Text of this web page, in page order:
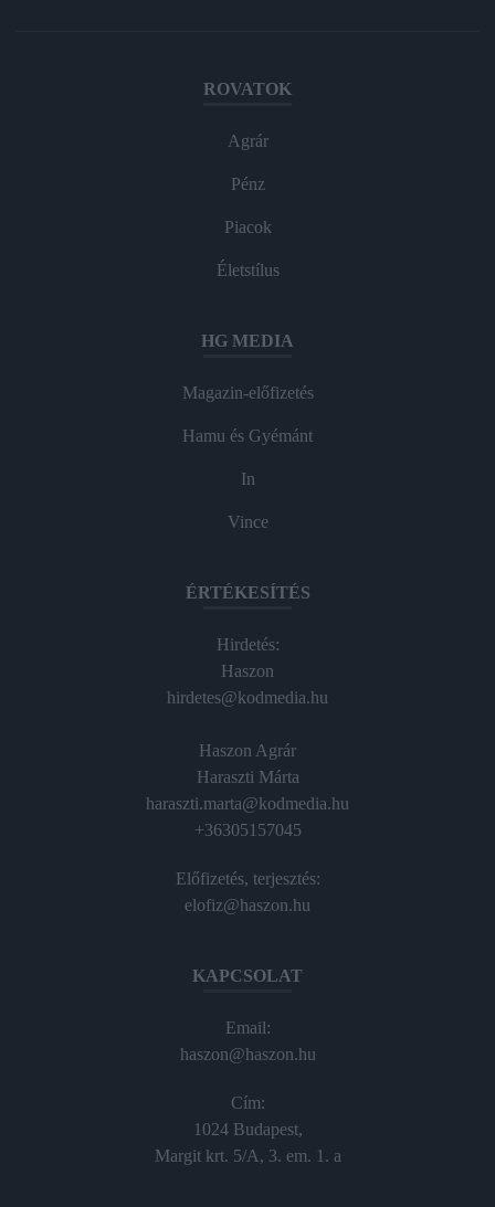
ROVATOK
Agrár
Pénz
Piacok
Életstílus
HG MEDIA
Magazin-előfizetés
Hamu és Gyémánt
In
Vince
ÉRTÉKESÍTÉS
Hirdetés:
Haszon
hirdetes@kodmedia.hu
Haszon Agrár
Haraszti Márta
haraszti.marta@kodmedia.hu
+36305157045
Előfizetés, terjesztés:
elofiz@haszon.hu
KAPCSOLAT
Email:
haszon@haszon.hu
Cím:
1024 Budapest,
Margit krt. 5/A, 3. em. 1. a